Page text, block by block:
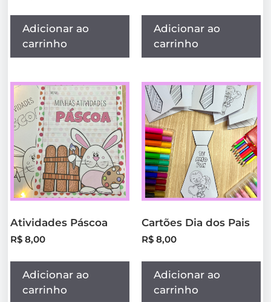
Adicionar ao
carrinho
Adicionar ao
carrinho
Atividades Páscoa
R$ 8,00
Adicionar ao
carrinho
Cartões Dia dos Pais
R$ 8,00
Adicionar ao
carrinho